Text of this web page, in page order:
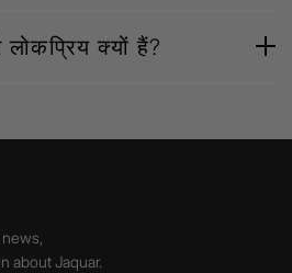
क्यों हैं?
about Jaquar.